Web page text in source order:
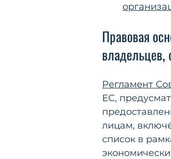
Правовая
Регламент
ЕС,
лицам,
список в